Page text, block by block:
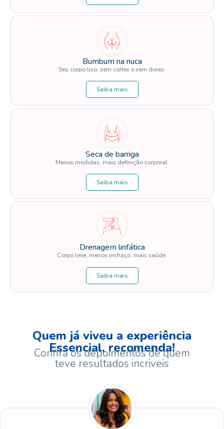
Bumbum na nuca
Seu corpo liso, sem cortes e sem dores.
Saiba mais
Seca de barriga
Menos medidas, mais definição corporal.
Saiba mais
Drenagem linfática
Corpo leve, menos inchaço, mais saúde.
Saiba mais
Quem já viveu a experiência
Essencial, recomenda!
Confira os depoimentos de quem
teve resultados incriveis